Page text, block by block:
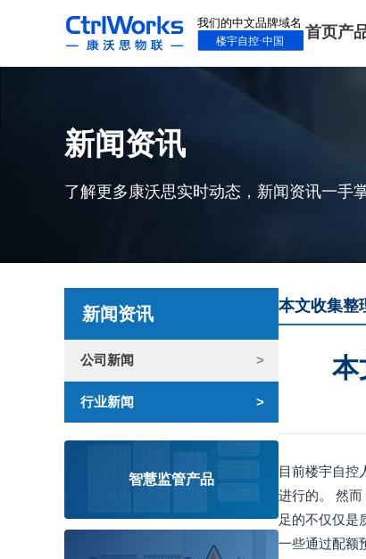
首页产
新闻资讯
了解更多康沃思实时动态，新闻资讯一手
新闻资讯
公司新闻
行业新闻
智慧监管产品
本文收集整
本
目前楼宇自控
进行的。 然
足的不仅仅是
一些通过配额